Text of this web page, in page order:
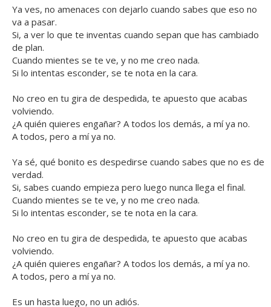
Ya ves, no amenaces con dejarlo cuando sabes que eso no
va a pasar.
Si, a ver lo que te inventas cuando sepan que has cambiado
de plan.
Cuando mientes se te ve, y no me creo nada.
Si lo intentas esconder, se te nota en la cara.
No creo en tu gira de despedida, te apuesto que acabas
volviendo.
¿A quién quieres engañar? A todos los demás, a mí ya no.
A todos, pero a mí ya no.
Ya sé, qué bonito es despedirse cuando sabes que no es de
verdad.
Si, sabes cuando empieza pero luego nunca llega el final.
Cuando mientes se te ve, y no me creo nada.
Si lo intentas esconder, se te nota en la cara.
No creo en tu gira de despedida, te apuesto que acabas
volviendo.
¿A quién quieres engañar? A todos los demás, a mí ya no.
A todos, pero a mí ya no.
Es un hasta luego, no un adiós.